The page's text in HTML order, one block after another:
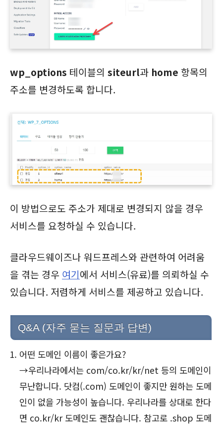
wp_options 테이블의 siteurl과 home 항목의
주소를 변경하도록 합니다.
이 방법으로도 주소가 제대로 변경되지 않을 경우
서비스를 요청하실 수 있습니다.
클라우드웨이즈나 워드프레스와 관련하여 어려움
을 겪는 경우 여기에서 서비스(유료)를 의뢰하실 수
있습니다. 저렴하게 서비스를 제공하고 있습니다.
Q&A (자주 묻는 질문과 답변)
어떤 도메인 이름이 좋은가요?
→우리나라에서는 com/co.kr/kr/net 등의 도메인이
무난합니다. 닷컴(.com) 도메인이 좋지만 원하는 도메
인이 없을 가능성이 높습니다. 우리나라를 상대로 한다
면 co.kr/kr 도메인도 괜찮습니다. 참고로 .shop 도메